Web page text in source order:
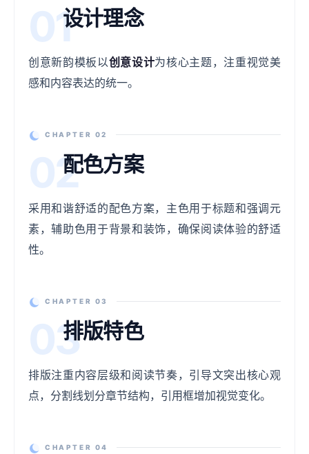
01设计理念
创意新韵模板以创意设计为核心主题，注重视觉美
感和内容表达的统一。
CHAPTER 02
02配色方案
采用和谐舒适的配色方案，主色用于标题和强调元
素，辅助色用于背景和装饰，确保阅读体验的舒适
性。
CHAPTER 03
03排版特色
排版注重内容层级和阅读节奏，引导文突出核心观
点，分割线划分章节结构，引用框增加视觉变化。
CHAPTER 04